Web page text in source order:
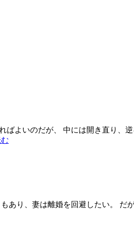
よいのだが、 中には開き直り、
抜
い
あり、妻は離婚を回避したい。